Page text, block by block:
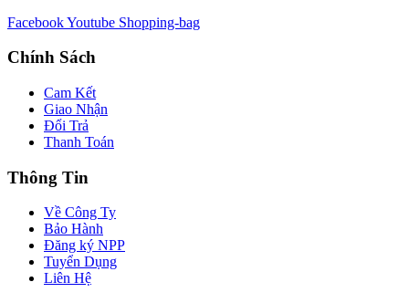
FacebookYoutube Shopping-bag
Chính Sách
Cam Kết
Giao Nhận
Đổi Trả
Thanh Toán
Thông Tin
Về Công Ty
Bảo Hành
Đăng ký NPP
Tuyển Dụng
Liên Hệ